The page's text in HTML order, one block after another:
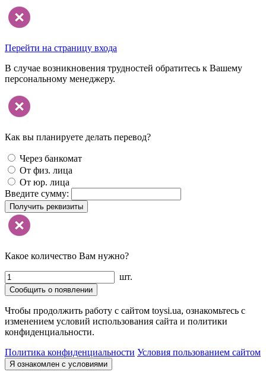
Перейти на страницу входа
В случае возникновения трудностей обратитесь к Вашему
персональному менеджеру.
Как вы планируете делать перевод?
Через банкомат
От физ. лица
От юр. лица
Введите сумму:
Получить реквизиты
Какое количество Вам нужно?
шт.
Сообщить о появлении
Чтобы продолжить работу с сайтом toysi.ua, ознакомьтесь с
изменением условий использования сайта и политики
конфиденциальности.
Политика конфиденциальности Условия пользованием сайтом
Я ознакомлен с условиями